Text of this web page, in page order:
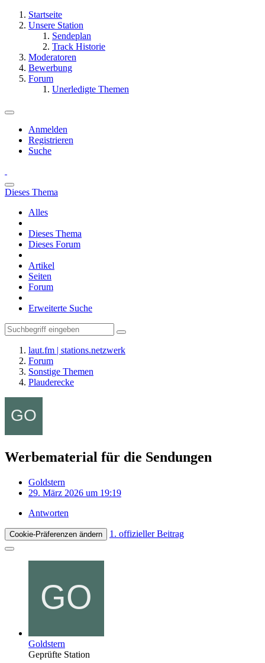
Startseite
Unsere Station
Sendeplan
Track Historie
Moderatoren
Bewerbung
Forum
Unerledigte Themen
Anmelden
Registrieren
Suche
Dieses Thema
Alles
Dieses Thema
Dieses Forum
Artikel
Seiten
Forum
Erweiterte Suche
laut.fm | stations.netzwerk
Forum
Sonstige Themen
Plauderecke
Werbematerial für die Sendungen
Goldstern
29. März 2026 um 19:19
Antworten
Cookie-Präferenzen ändern 1. offizieller Beitrag
Goldstern
Geprüfte Station